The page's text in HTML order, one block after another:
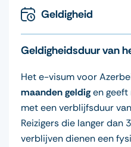
Geldigheid
Geldigheidsduur van
Het e-visum voor
maanden geldigen geeft
met een verblijfsduur
Reizigers die langer dan
verblijven dienen een